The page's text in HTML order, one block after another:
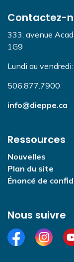
Contactez-
333, avenue
1G9
Lundi au
506.877.7900
info@dieppe.ca
Ressources
Nouvelles
Plan du site
Énoncé de
Nous suivre
Facebook